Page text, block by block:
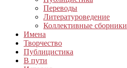
Переводы
Литературоведение
Коллективные сборники
Имена
Творчество
Публицистика
В пути